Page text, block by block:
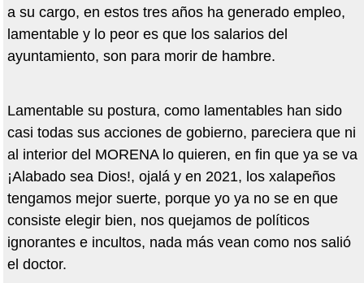
a su cargo, en estos tres años ha generado empleo,
lamentable y lo peor es que los salarios del
ayuntamiento, son para morir de hambre.
Lamentable su postura, como lamentables han sido
casi todas sus acciones de gobierno, pareciera que ni
al interior del MORENA lo quieren, en fin que ya se va
¡Alabado sea Dios!, ojalá y en 2021, los xalapeños
tengamos mejor suerte, porque yo ya no se en que
consiste elegir bien, nos quejamos de políticos
ignorantes e incultos, nada más vean como nos salió
el doctor.